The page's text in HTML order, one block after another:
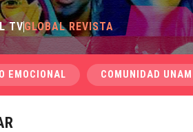
TVGLOBAL REVISTA
EMOCIONAL COMUNIDAD UNAM